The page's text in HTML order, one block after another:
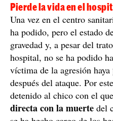
Pierde la vida en el
Una vez en el centro
ha podido, pero el estado
gravedad y, a pesar del
hospital, no se ha podido
víctima de la agresión haya
después del ataque. Por
detenido al chico con el
directa con la muerte del